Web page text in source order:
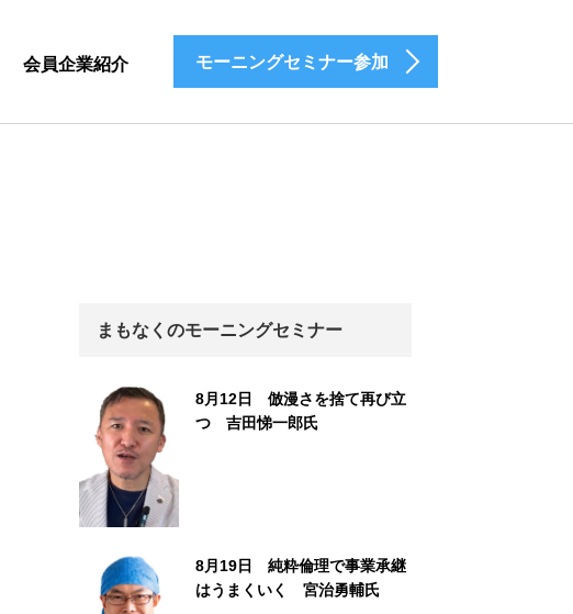
会員企業紹介 モーニングセミナー参加
まもなくのモーニングセミナー
8月12日 倣漫さを捨て再び立
つ 吉田悌一郎氏
8月19日 純粋倫理で事業承継
はうまくいく 宮治勇輔氏